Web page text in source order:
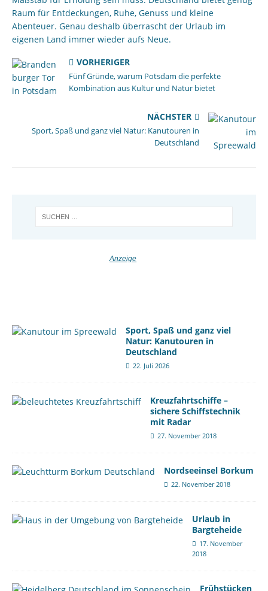
Raum für Entdeckungen, Ruhe, Genuss und kleine
Abenteuer. Genau deshalb überrascht der Urlaub im
eigenen Land immer wieder aufs Neue.
VORHERIGER
Fünf Gründe, warum Potsdam die perfekte
Kombination aus Kultur und Natur bietet
NÄCHSTER
Sport, Spaß und ganz viel Natur: Kanutouren in
Deutschland
Sport, Spaß und ganz viel
Natur: Kanutouren in
Deutschland
22. Juli 2026
Kreuzfahrtschiffe –
sichere Schiffstechnik
mit Radar
27. November 2018
Nordseeinsel Borkum
22. November 2018
Urlaub in
Bargteheide
17. November
2018
Frühstücken